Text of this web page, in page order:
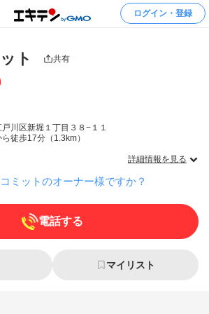
ログイン・登録
ト 共有
川区新堀１丁目３８−１１
徒歩17分（1.3km）
詳細情報を見る
ミットのオーナー様ですか？
電話する
マイリスト